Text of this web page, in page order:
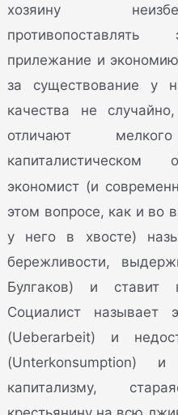
хозяину
прилежание и
за существование у
качества не
отличают
капиталистическом
экономист (и
этом вопросе, как и во
у него в хвосте)
бережливости,
Булгаков) и ставит
Социалист называет
(Ueberarbeit) и
капитализму,